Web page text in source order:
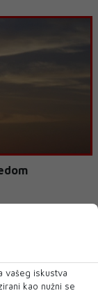
vašeg iskustva
kao nužni se